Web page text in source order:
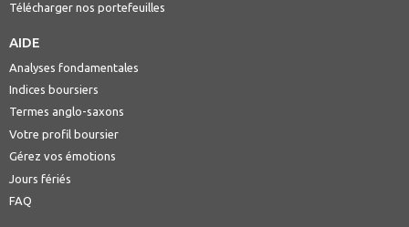
Télécharger nos portefeuilles
AIDE
Analyses fondamentales
Indices boursiers
Termes anglo-saxons
Votre profil boursier
Gérez vos émotions
Jours fériés
FAQ